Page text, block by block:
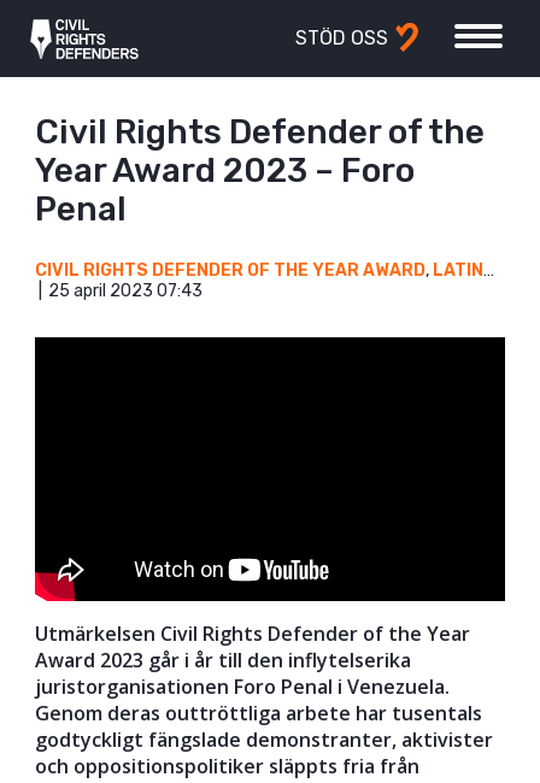
STÖD OSS
Civil Rights Defender of the
Year Award 2023 – Foro
Penal
CIVIL RIGHTS DEFENDER OF THE YEAR AWARD, LATINAMERIKA
25 april 2023 07:43
Utmärkelsen Civil Rights Defender of the Year
Award 2023 går i år till den inflytelserika
juristorganisationen Foro Penal i Venezuela.
Genom deras outtröttliga arbete har tusentals
godtyckligt fängslade demonstranter, aktivister
och oppositionspolitiker släppts fria från